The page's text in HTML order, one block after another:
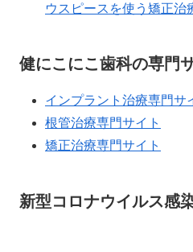
ウスピースを使う矯正治
健にこにこ歯科の専門
インプラント治療専門サ
根管治療専門サイト
矯正治療専門サイト
新型コロナウイルス感